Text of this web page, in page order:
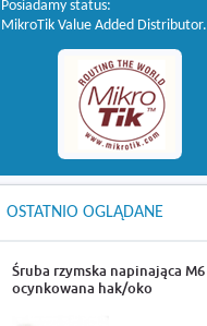
Posiadamy status:
MikroTik Value Added Distributor.
OSTATNIO OGLĄDANE
Śruba rzymska napinająca M6
ocynkowana hak/oko